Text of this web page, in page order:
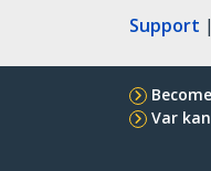
Support |
Var